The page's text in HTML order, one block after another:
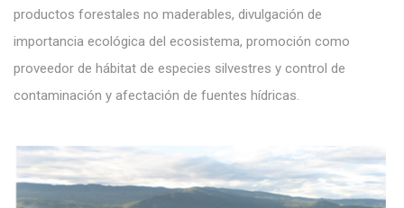
productos forestales no maderables, divulgación de
importancia ecológica del ecosistema, promoción como
proveedor de hábitat de especies silvestres y control de
contaminación y afectación de fuentes hídricas.